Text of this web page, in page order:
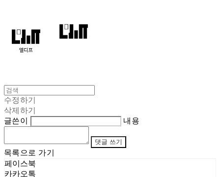
수정하기
삭제하기
글쓴이
내용
댓글 쓰기
목록으로 가기
페이스북
카카오톡